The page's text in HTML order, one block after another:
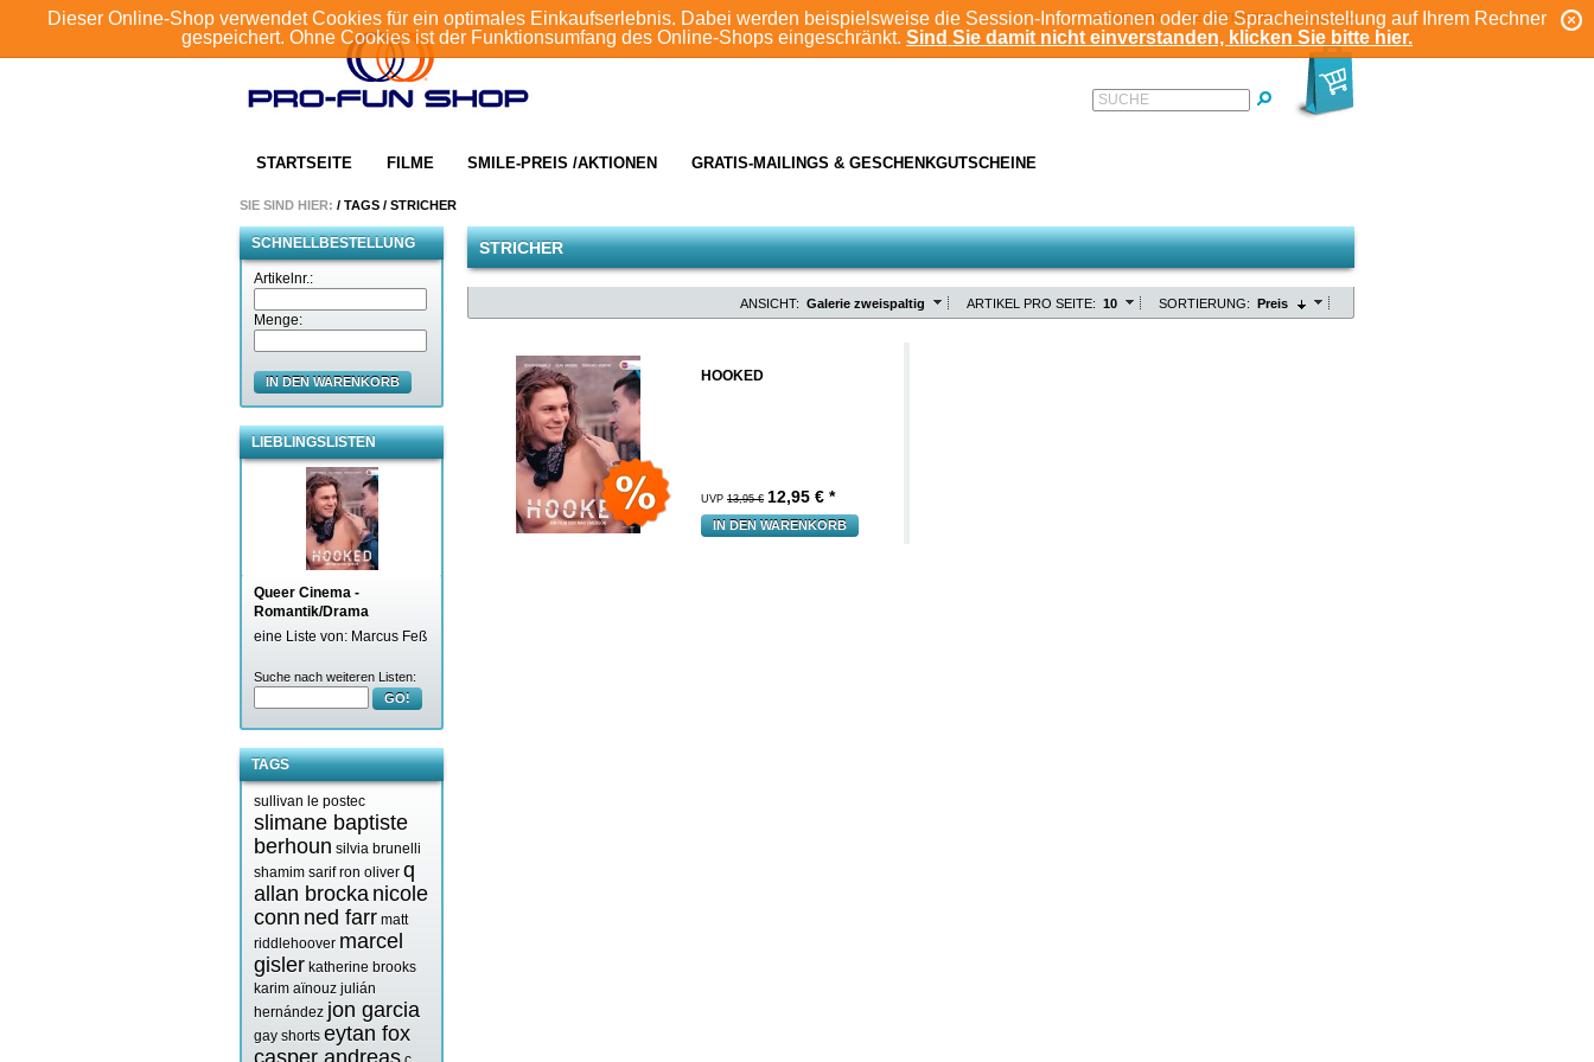
Dieser Online-Shop verwendet Cookies für ein optimales Einkaufserlebnis. Dabei werden beispielsweise die Session-Informationen oder die Spracheinstellung auf Ihrem Rechner
gespeichert. Ohne Cookies ist der Funktionsumfang des Online-Shops eingeschränkt. Sind Sie damit nicht einverstanden, klicken Sie bitte hier.
KONTO
ANMELDEN REGISTRIEREN
STARTSEITE FILME SMILE-PREIS /AKTIONEN GRATIS-MAILINGS & GESCHENKGUTSCHEINE
SUCHE
SIE SIND HIER: / TAGS / STRICHER
SCHNELLBESTELLUNG
Artikelnr.:
Menge:
IN DEN WARENKORB
LIEBLINGSLISTEN
Queer Cinema -
Romantik/Drama
eine Liste von: Marcus Feß
Suche nach weiteren Listen:
GO!
TAGS
sullivan le postec
slimane baptiste
berhoun silvia brunelli
shamim sarif ron oliver q
allan brocka nicole
conn ned farr matt
riddlehoover marcel
gisler katherine brooks
karim aïnouz julián
hernández jon garcia
gay shorts eytan fox
casper andreas
STRICHER
SORTIERUNG: Preis
ARTIKEL PRO SEITE: 10
ANSICHT: Galerie zweispaltig
HOOKED
UVP 13,95 € 12,95 € *
IN DEN WARENKORB